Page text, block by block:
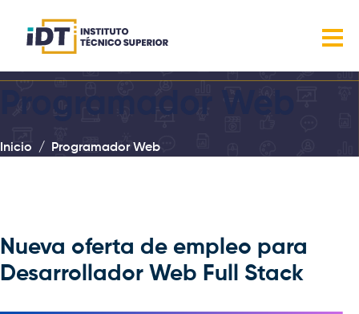
Programador Web
Inicio Programador Web
Nueva oferta de empleo para
Desarrollador Web Full Stack